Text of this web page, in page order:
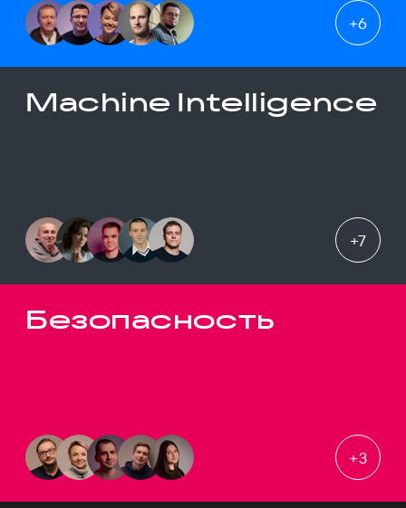
+6
Machine Intelligence
+7
Безопасность
+3